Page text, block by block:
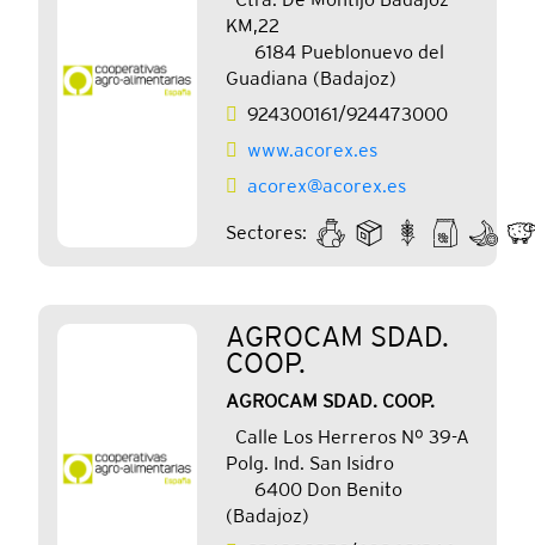
KM,22
6184 Pueblonuevo del
Guadiana (Badajoz)
924300161/924473000
www.acorex.es
acorex@acorex.es
Sectores:
AGROCAM SDAD.
COOP.
AGROCAM SDAD. COOP.
Calle Los Herreros Nº 39-A
Polg. Ind. San Isidro
6400 Don Benito
(Badajoz)